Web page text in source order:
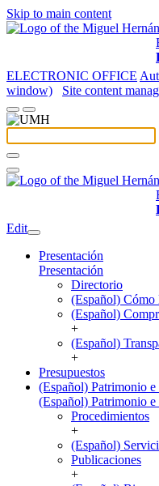
Skip to main content
ELECTRONIC OFFICE
window)
Site content
Edit
Presentación
Presentación
Directorio
(Español) Cómo
(Español)
+
(Español)
+
Presupuestos
(Español) Patrimonio
(Español) Patrimonio
Procedimientos
+
(Español)
Publicaciones
+